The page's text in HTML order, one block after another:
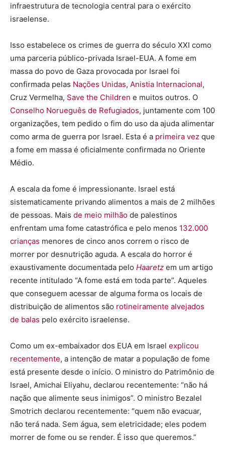
infraestrutura de tecnologia central para o exército
israelense.
Isso estabelece os crimes de guerra do século XXI como
uma parceria público-privada Israel-EUA. A fome em
massa do povo de Gaza provocada por Israel foi
confirmada pelas Nações Unidas, Anistia Internacional,
Cruz Vermelha, Save the Children e muitos outros. O
Conselho Norueguês de Refugiados, juntamente com 100
organizações, tem pedido o fim do uso da ajuda alimentar
como arma de guerra por Israel. Esta é a primeira vez que
a fome em massa é oficialmente confirmada no Oriente
Médio.
A escala da fome é impressionante. Israel está
sistematicamente privando alimentos a mais de 2 milhões
de pessoas. Mais de meio milhão de palestinos
enfrentam uma fome catastrófica e pelo menos 132.000
crianças menores de cinco anos correm o risco de
morrer por desnutrição aguda. A escala do horror é
exaustivamente documentada pelo Haaretz em um artigo
recente intitulado “A fome está em toda parte”. Aqueles
que conseguem acessar de alguma forma os locais de
distribuição de alimentos são rotineiramente alvejados
de balas pelo exército israelense.
Como um ex-embaixador dos EUA em Israel explicou
recentemente, a intenção de matar a população de fome
está presente desde o início. O ministro do Patrimônio de
Israel, Amichai Eliyahu, declarou recentemente: “não há
nação que alimente seus inimigos”. O ministro Bezalel
Smotrich declarou recentemente: “quem não evacuar,
não terá nada. Sem água, sem eletricidade; eles podem
morrer de fome ou se render. É isso que queremos.”